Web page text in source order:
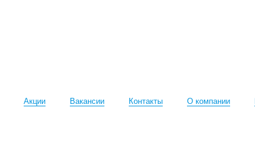
Акции Вакансии Контакты О компании